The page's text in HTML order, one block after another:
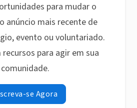
para mudar o
anúncio mais recente de
evento ou voluntariado.
para agir em sua
comunidade.
se Agora